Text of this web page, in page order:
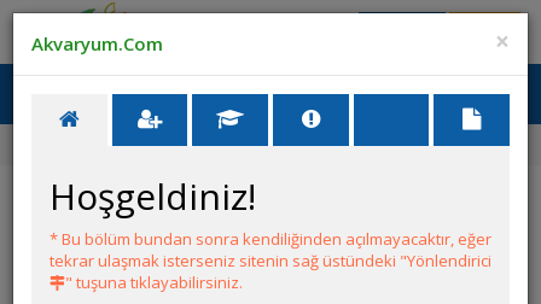
Ana Menü
Sazansıgiller Tanıtımı Hengeli Rasbora
Hengeli Rasbora
YANIT YAZ
×
Akvaryum.Com
Hoşgeldiniz!
* Bu bölüm bundan sonra kendiliğinden açılmayacaktır, eğer
tekrar ulaşmak isterseniz sitenin sağ üstündeki "Yönlendirici
" tuşuna tıklayabilirsiniz.